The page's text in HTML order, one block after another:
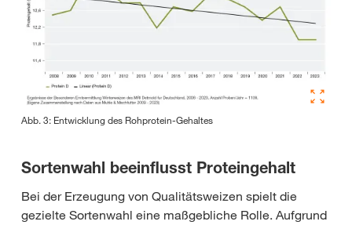
Abb. 3: Entwicklung des Rohprotein-Gehaltes
Sortenwahl beeinflusst Proteingehalt
Bei der Erzeugung von Qualitätsweizen spielt die
gezielte Sortenwahl eine maßgebliche Rolle. Aufgrund